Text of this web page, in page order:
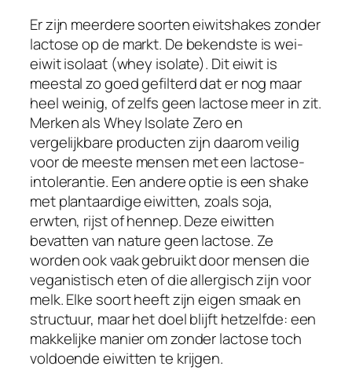
Er zijn meerdere soorten eiwitshakes zonder
lactose op de markt. De bekendste is wei-
eiwit isolaat (whey isolate). Dit eiwit is
meestal zo goed gefilterd dat er nog maar
heel weinig, of zelfs geen lactose meer in zit.
Merken als Whey Isolate Zero en
vergelijkbare producten zijn daarom veilig
voor de meeste mensen met een lactose-
intolerantie. Een andere optie is een shake
met plantaardige eiwitten, zoals soja,
erwten, rijst of hennep. Deze eiwitten
bevatten van nature geen lactose. Ze
worden ook vaak gebruikt door mensen die
veganistisch eten of die allergisch zijn voor
melk. Elke soort heeft zijn eigen smaak en
structuur, maar het doel blijft hetzelfde: een
makkelijke manier om zonder lactose toch
voldoende eiwitten te krijgen.